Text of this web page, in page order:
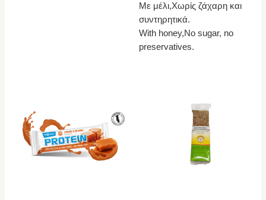
Με μέλι,Χωρίς ζάχαρη και
συντηρητικά.
With honey,No sugar, no
preservatives.